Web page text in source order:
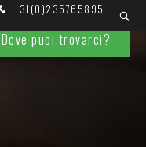
+31(0)235765895
Dove puoi trovarci?